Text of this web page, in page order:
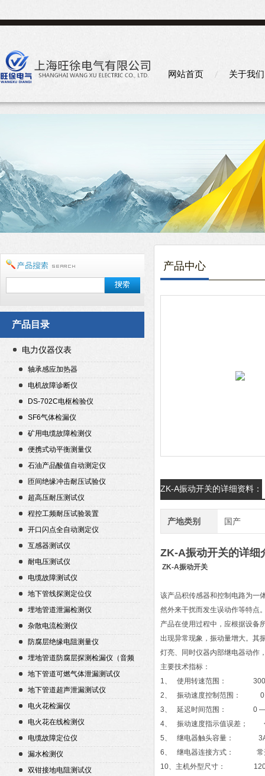
网站首页 关于我们
产品目录
电力仪器仪表
轴承感应加热器
电机故障诊断仪
DS-702C电枢检验仪
SF6气体检漏仪
矿用电缆故障检测仪
便携式动平衡测量仪
石油产品酸值自动测定仪
匝间绝缘冲击耐压试验仪
超高压耐压测试仪
程控工频耐压试验装置
开口闪点全自动测定仪
互感器测试仪
耐电压测试仪
电缆故障测试仪
地下管线探测定位仪
埋地管道泄漏检测仪
杂散电流检测仪
防腐层绝缘电阻测量仪
埋地管道防腐层探测检漏仪（音频
检漏仪）
地下管道可燃气体泄漏测试仪
地下管道超声泄漏测试仪
电火花检漏仪
电火花在线检测仪
电缆故障定位仪
漏水检测仪
双钳接地电阻测试仪
产品中心
ZK-A振动开关的详细资料：
产地类别 国产
ZK-A振动开关的详细
ZK-A振动开关
该产品积传感器和控制电路为一
然外来干扰而发生误动作等特点
产品在使用过程中，应根据设备
出现异常现象，振动量增大。其
灯亮、同时仪器内部继电器动作
主要技术指标：
1、 使用转速范围： 300
2、 振动速度控制范围： 0
3、 延迟时间范围： 0 —
4、 振动速度指示值误差；
5、 继电器触头容量：
6、 继电器连接方式： 常
10、主机外型尺寸：